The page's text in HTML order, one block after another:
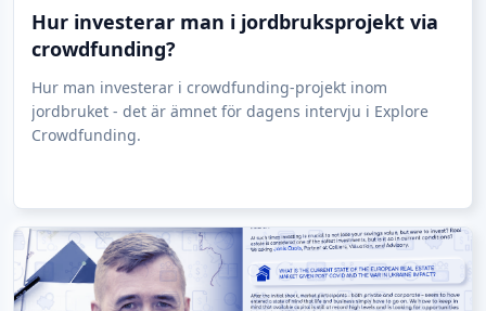
Hur investerar man i jordbruksprojekt via
crowdfunding?
Hur man investerar i crowdfunding-projekt inom
jordbruket - det är ämnet för dagens intervju i Explore
Crowdfunding.